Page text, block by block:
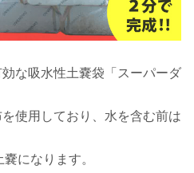
な吸水性土嚢袋「スーパーダ
使用しており、水を含む前は
になります。